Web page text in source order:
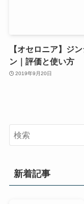
【オセロニア】ジ
ン｜評価と使い方
2019年9月20日
新着記事